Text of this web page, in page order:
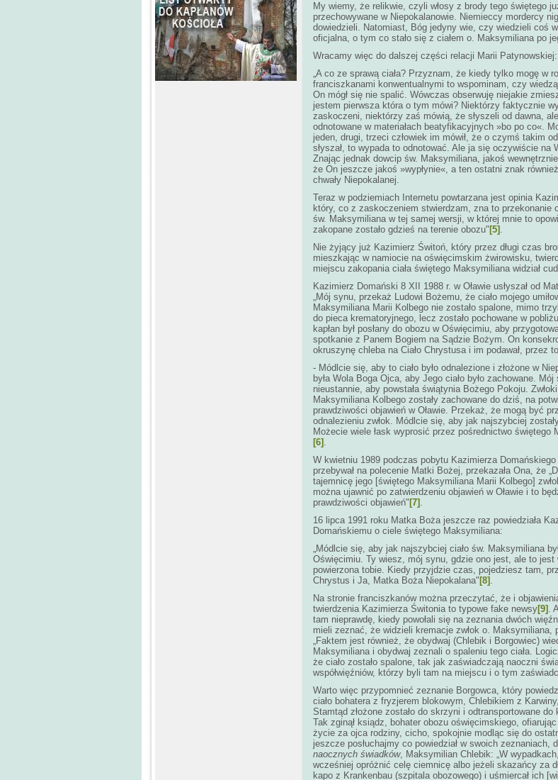
My wiemy, że relikwie, czyli włosy z brody tego świętego
przechowywane w Niepokalanowie. Niemieccy mordercy
dowiedzieli. Natomiast, Bóg jedyny wie, czy wiedzieli coś
oficjalna, o tym co stało się z ciałem o. Maksymiliana po
Wracamy więc do dalszej części relacji Marii Patynowskiej:
„A co ze sprawą ciała? Przyznam, że kiedy tylko mogę w
franciszkanami konwentualnymi to wspominam, czy
On mógł się nie spalić. Wówczas obserwuję niejakie
jestem pierwsza która o tym mówi? Niektórzy faktycznie
zaskoczeni, niektórzy zaś mówią, że słyszeli od dawna,
odnotowane w materiałach beatyfikacyjnych »bo po co«.
jeden, drugi, trzeci człowiek im mówił, że o czymś takim
słyszał, to wypada to odnotować. Ale ja się oczywiście na
Znając jednak dowcip św. Maksymiliana, jakoś
że On jeszcze jakoś »wypłynie«, a ten ostatni znak
chwały Niepokalanej.
Teraz w podziemiach Internetu powtarzana jest opinia
który, co z zaskoczeniem stwierdzam, zna to przekonanie
św. Maksymiliana w tej samej wersji, w której mnie to
zakopane zostało gdzieś na terenie obozu" [5] .
Nie żyjący już Kazimierz Świtoń, który przez długi czas
mieszkając w namiocie na oświęcimskim żwirowisku,
miejscu zakopania ciała świętego Maksymiliana widział
Kazimierz Domański 8 XII 1988 r. w Oławie usłyszał od
„Mój synu, przekaż Ludowi Bożemu, że ciało mojego
Maksymiliana Marii Kolbego nie zostało spalone, mimo
do pieca krematoryjnego, lecz zostało pochowane w
kapłan był posłany do obozu w Oświęcimiu, aby
spotkanie z Panem Bogiem na Sądzie Bożym. On
okruszynę chleba na Ciało Chrystusa i im podawał, przez
­- Módlcie się, aby to ciało było odnalezione i złożone w
była Wola Boga Ojca, aby Jego ciało było zachowane.
nieustannie, aby powstała świątynia Bożego Pokoju.
Maksymiliana Kolbego zostały zachowane do dziś, na
prawdziwości objawień w Oławie. Przekaż, że mogą być
odnalezieniu zwłok. Módlcie się, aby jak najszybciej
Możecie wiele łask wyprosić przez pośrednictwo świętego
[6] .
W kwietniu 1989 podczas pobytu Kazimierza
przebywał na polecenie Matki Bożej, przekazała Ona, że
tajemnicę jego [świętego Maksymiliana Marii Kolbego]
można ujawnić po zatwierdzeniu objawień w Oławie i to
prawdziwości objawień" [7] .
16 lipca 1991 roku Matka Boża jeszcze raz powiedziała
Domańskiemu o ciele świętego Maksymiliana:
„Módlcie się, aby jak najszybciej ciało św. Maksymiliana
Oświęcimiu. Ty wiesz, mój synu, gdzie ono jest, ale to jest
powierzona tobie. Kiedy przyjdzie czas, pojedziesz tam,
Chrystus i Ja, Matka Boża Niepokalana" [8] .
Na stronie franciszkanów można przeczytać, że i
twierdzenia Kazimierza Świtonia to typowe fake newsy[9] .
tam nieprawdę, kiedy powołali się na zeznania dwóch
mieli zeznać, że widzieli kremacje zwłok o. Maksymiliana,
„Faktem jest również, że obydwaj (Chlebik i Borgowiec)
Maksymiliana i obydwaj zeznali o spaleniu tego ciała.
że ciało zostało spalone, tak jak zaświadczają naoczni
współwięźniów, którzy byli tam na miejscu i o tym
Warto więc przypomnieć zeznanie Borgowca, który
ciało bohatera z fryzjerem blokowym, Chlebikiem z
Stamtąd złożone zostało do skrzyni i odtransportowane
Tak zginął ksiądz, bohater obozu oświęcimskiego,
życie za ojca rodziny, cicho, spokojnie modląc się do
jeszcze posłuchajmy co powiedział w swoich zeznaniach,
naocznych świadków, Maksymilian Chlebik: „W
wcześniej opróżnić celę ciemnicę albo jeżeli skazańcy za
kapo z Krankenbau (szpitala obozowego) i uśmiercał ich